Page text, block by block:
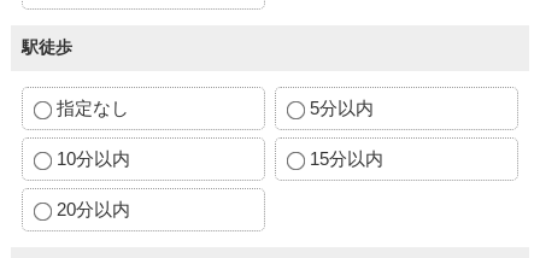
駅徒歩
指定なし 5分以内
10分以内 15分以内
20分以内